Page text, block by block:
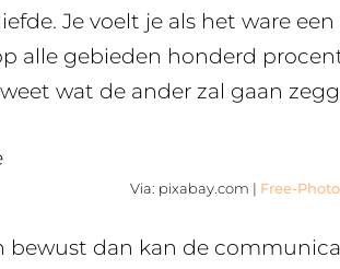
Je voelt je als het ware
alle gebieden honderd
wat de ander zal gaan
Via: pixabay.com | Free-
bewust dan kan de